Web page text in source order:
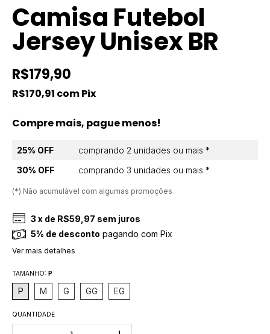
Camisa Futebol
Jersey Unisex BR
R$179,90
R$170,91 comPix
Compre mais, pague menos!
25% OFF
comprando 2 unidades ou mais *
30% OFF
comprando 3 unidades ou mais *
(*) Não acumulável com algumas promoções
3 x de R$59,97 sem juros
5% de desconto pagando com Pix
Ver mais detalhes
TAMANHO: P
P M G GG EG
QUANTIDADE